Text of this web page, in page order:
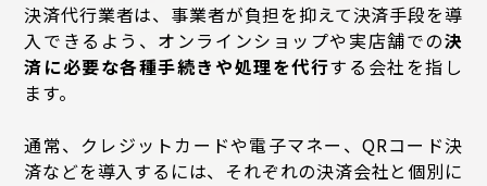
決済代行業者は、事業者が負担を抑えて決済手段を導
入できるよう、オンラインショップや実店舗での決
済に必要な各種手続きや処理を代行する会社を指し
ます。
通常、クレジットカードや電子マネー、QRコード決
済などを導入するには、それぞれの決済会社と個別に